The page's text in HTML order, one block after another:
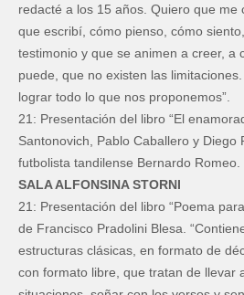
redacté a los 15 años. Quiero que me
que escribí, cómo pienso, cómo
testimonio y que se animen a creer, a
puede, que no existen las
lograr todo lo que nos proponemos”.
21: Presentación del libro “El
Santonovich, Pablo Caballero y Diego
futbolista tandilense Bernardo Romeo.
SALA ALFONSINA STORNI
21: Presentación del libro “Poema
de Francisco Pradolini Blesa.
estructuras clásicas, en formato de
con formato libre, que tratan de llevar